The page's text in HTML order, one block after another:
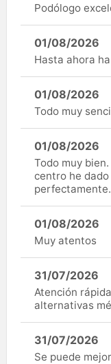
Podólogo
01/08/2026
Hasta ahora
01/08/2026
Todo muy
01/08/2026
Todo muy
centro he
perfectamente.
01/08/2026
Muy atentos
31/07/2026
Atención
alternativas
31/07/2026
Se puede